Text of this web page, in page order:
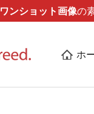
ワンショット画像の
ホ